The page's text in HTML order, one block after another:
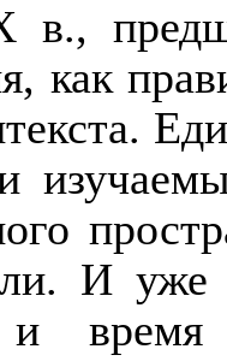
в.,
как
И уже
и